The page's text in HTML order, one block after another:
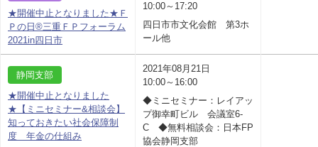
★開催中止となりました★Ｆ
Ｐの日®三重ＦＰフォーラム
2021in四日市
10:00～17:20
四日市市文化会館 第3ホ
ール他
静岡支部
★開催中止となりました
★【ミニセミナー&相談会】
知っておきたい社会保障制
度 年金の仕組み
2021年08月21日
10:00～16:00
◆ミニセミナー：レイアッ
プ御幸町ビル 会議室6-
C ◆無料相談会：日本FP
協会静岡支部